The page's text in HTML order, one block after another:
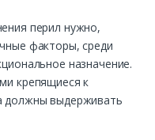
перил нужно,
факторы, среди
назначение.
крепящиеся к
должны выдерживать